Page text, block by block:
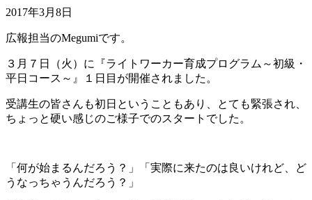
2017年3月8日
広報担当のMegumiです。
３月７日（火）に『ライトワーカー育成プログラム～初級・
平日コース～』１日目が開催されました。
受講生の皆さんも初日ということもあり、とても緊張され、
ちょっと硬い感じのご様子でのスタートでした。
「何が始まるんだろう？」「実際に来たのは良いけれど、ど
うなっちゃうんだろう？」